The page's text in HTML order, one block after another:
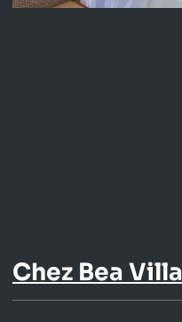
Chez Bea Villa